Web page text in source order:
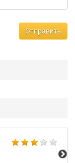
Отправить